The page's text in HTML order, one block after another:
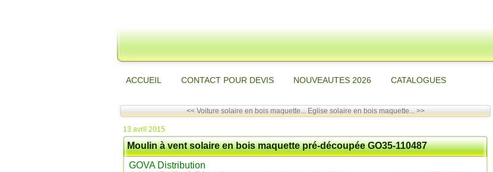
ACCUEIL CONTACT POUR DEVIS NOUVEAUTES 2026 CATALOGUES
<< Voiture solaire en bois maquette... Eglise solaire en bois maquette... >>
13 avril 2015
Moulin à vent solaire en bois maquette pré-découpée GO35-110487
GOVA Distribution